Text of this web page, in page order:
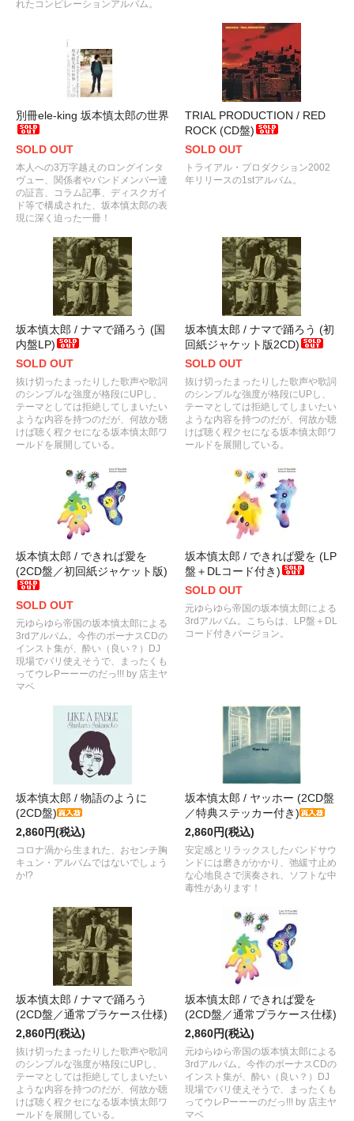
れたコンピレーションアルバム。
別冊ele-king 坂本慎太郎の世界
SOLD OUT
本人への3万字越えのロングインタ
ヴュー、関係者やバンドメンバー達
の証言、コラム記事、ディスクガイ
ド等で構成された、坂本慎太郎の表
現に深く迫った一冊！
TRIAL PRODUCTION / RED
ROCK (CD盤)
SOLD OUT
トライアル・プロダクション2002
年リリースの1stアルバム。
坂本慎太郎 / ナマで踊ろう (国
内盤LP)
SOLD OUT
抜け切ったまったりした歌声や歌詞
のシンプルな強度が格段にUPし、
テーマとしては拒絶してしまいたい
ような内容を持つのだが、何故か聴
けば聴く程クセになる坂本慎太郎ワ
ールドを展開している。
坂本慎太郎 / ナマで踊ろう (初
回紙ジャケット版2CD)
SOLD OUT
抜け切ったまったりした歌声や歌詞
のシンプルな強度が格段にUPし、
テーマとしては拒絶してしまいたい
ような内容を持つのだが、何故か聴
けば聴く程クセになる坂本慎太郎ワ
ールドを展開している。
坂本慎太郎 / できれば愛を
(2CD盤／初回紙ジャケット版)
SOLD OUT
元ゆらゆら帝国の坂本慎太郎による
3rdアルバム。今作のボーナスCDの
インスト集が、酔い（良い？）DJ
現場でバリ使えそうで、まったくも
ってウレPーーーのだっ!!! by 店主ヤ
マベ
坂本慎太郎 / できれば愛を (LP
盤＋DLコード付き)
SOLD OUT
元ゆらゆら帝国の坂本慎太郎による
3rdアルバム。こちらは、LP盤＋DL
コード付きバージョン。
坂本慎太郎 / 物語のように
(2CD盤)
2,860円(税込)
コロナ渦から生まれた、おセンチ胸
キュン・アルバムではないでしょう
か!?
坂本慎太郎 / ヤッホー (2CD盤
／特典ステッカー付き)
2,860円(税込)
安定感とリラックスしたバンドサウ
ンドには磨きがかかり、弛緩寸止め
な心地良さで演奏され、ソフトな中
毒性があります！
坂本慎太郎 / ナマで踊ろう
(2CD盤／通常プラケース仕様)
2,860円(税込)
抜け切ったまったりした歌声や歌詞
のシンプルな強度が格段にUPし、
テーマとしては拒絶してしまいたい
ような内容を持つのだが、何故か聴
けば聴く程クセになる坂本慎太郎ワ
ールドを展開している。
坂本慎太郎 / できれば愛を
(2CD盤／通常プラケース仕様)
2,860円(税込)
元ゆらゆら帝国の坂本慎太郎による
3rdアルバム。今作のボーナスCDの
インスト集が、酔い（良い？）DJ
現場でバリ使えそうで、まったくも
ってウレPーーーのだっ!!! by 店主ヤ
マベ